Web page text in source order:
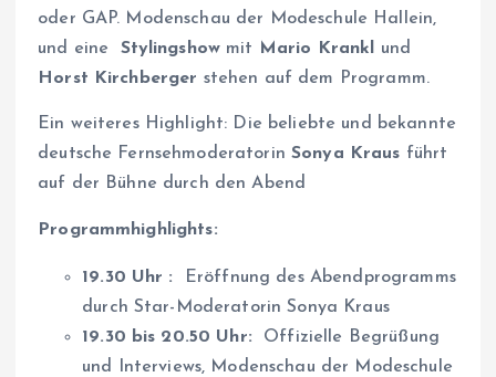
oder GAP. Modenschau der Modeschule Hallein,
und eine
Stylingshow mit Mario Krankl und
Horst Kirchberger stehen auf dem Programm.
Ein weiteres Highlight: Die beliebte und bekannte
deutsche FernsehmoderatorinSonya Kraus führt
auf der Bühne durch den Abend
Programmhighlights:
19.30 Uhr :
Eröffnung des Abendprogramms
durch Star-Moderatorin Sonya Kraus
19.30 bis 20.50 Uhr: Offizielle Begrüßung
und Interviews, Modenschau der Modeschule